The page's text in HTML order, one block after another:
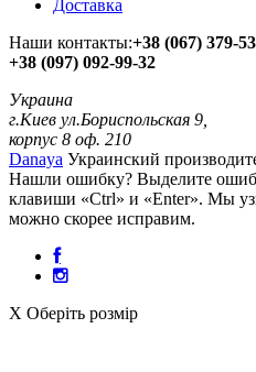
Доставка
Наши контакты:+38 (067) 379-
+38 (097) 092-99-32
Украина
г.Киев ул.Бориспольская 9,
корпус 8 оф. 210
Danaya Украинский
Нашли ошибку? Выделите
клавиши «Ctrl» и «Enter». Мы
можно скорее исправим.
X Оберіть розмір